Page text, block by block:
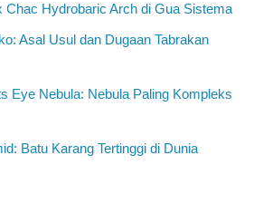
Chac Hydrobaric Arch di Gua Sistema
Asal Usul dan Dugaan Tabrakan
Eye Nebula: Nebula Paling Kompleks
Batu Karang Tertinggi di Dunia